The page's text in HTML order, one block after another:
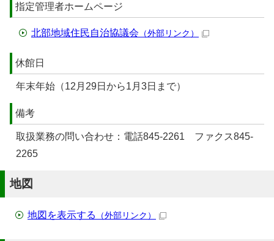
指定管理者ホームページ
北部地域住民自治協議会 （外部リンク）
休館日
年末年始（12月29日から1月3日まで）
備考
取扱業務の問い合わせ：電話845-2261 ファクス845-
2265
地図
地図を表示する （外部リンク）